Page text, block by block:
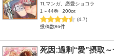
TLマンガ、恋愛ショコラ
1～44巻
200pt
(4.7)
投稿数86件
死因:過剰“愛”摂取